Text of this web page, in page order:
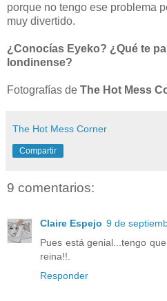
porque no tengo ese problema
muy divertido.
¿Conocías Eyeko? ¿Qué te
londinense?
Fotografías de The Hot Mess
The Hot Mess Corner
Compartir
9 comentarios:
Claire Espejo 9 de
Pues está genial...tengo
reina!!.
Responder